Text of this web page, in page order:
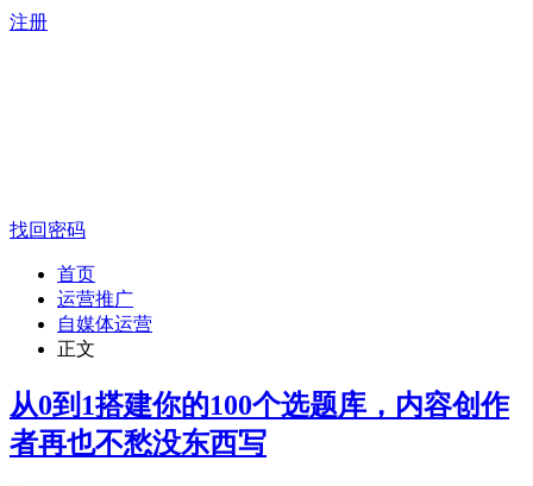
注册
找回密码
首页
运营推广
自媒体运营
正文
从0到1搭建你的100个选题库，内容创作
者再也不愁没东西写